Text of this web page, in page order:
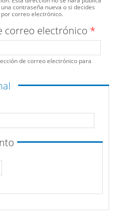
contraseña nueva o si decides
correo electrónico.
correo electrónico *
de correo electrónico para